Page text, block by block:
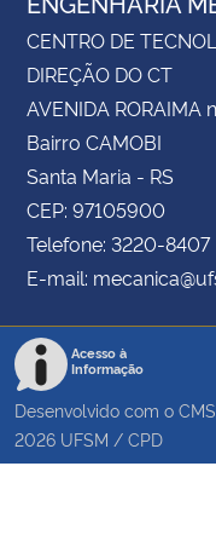
CENTRO DE
DIREÇÃO DO CT
AVENIDA RORAIMA
Bairro CAMOBI
Santa Maria - RS
CEP: 97105900
Telefone: 3220-8407
E-mail:
Acesso à
Informação
Desenvolvido com o
2026 UFSM / CPD